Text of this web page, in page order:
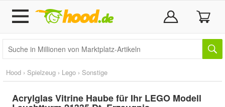
Hood › Spielzeug › Lego › Sonstige
Acrylglas Vitrine Haube für Ihr LEGO Modell